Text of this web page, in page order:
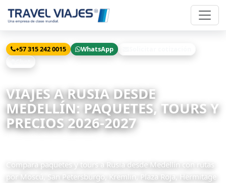
+57 315 242 0015 WhatsApp
VIAJES A RUSIA DESDE
MEDELLÍN: PAQUETES, TOURS Y
PRECIOS 2026-2027
Compara paquetes y tours a Rusia desde Medellín con rutas
por Moscú, San Petersburgo, Kremlin, Plaza Roja, Hermitage